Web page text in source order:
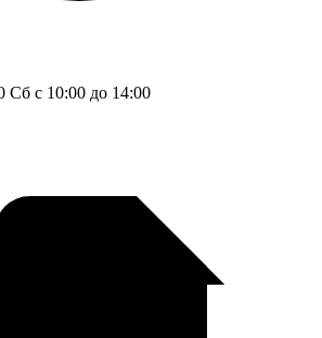
Сб с 10:00 до 14:00